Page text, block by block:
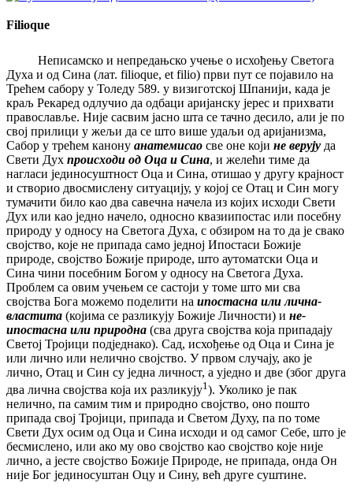
Filioque
Неписамско и непредањско учење о исхођењу Светога
Духа и од Сина (лат. filioque, et filio) први пут се појавило на
Трећем сабору у Толеду 589. у визиготској Шпанији, када је
краљ Рекаред одлучио да одбаци аријанску јерес и прихвати
православље. Није сасвим јасно шта се тачно десило, али је по
свој прилици у жељи да се што више удаљи од аријанизма,
Сабор у трећем канону анатемисао све оне који не верују да
Свети Дух происходи од Оца и Сина, и желећи тиме да
нагласи јединосуштност Оца и Сина, отишао у другу крајност
и створио двосмислену ситуацију, у којој се Отац и Син могу
тумачити било као два савечна начела из којих исходи Свети
Дух или као једно начело, односно квазиипостас или посебну
природу у односу на Светога Духа, с обзиром на то да је свако
својство, које не припада само једној Ипостаси Божије
природе, својство Божије природе, што аутоматски Оца и
Сина чини посебним Богом у односу на Светога Духа.
Проблем са овим учењем се састоји у томе што ми сва
својства Бога можемо поделити на ипостасна или лична-
властита (којима се разликују Божије Личности) и не-
ипостасна или природна (сва друга својства која припадају
Светој Тројици подједнако). Сад, исхођење од Оца и Сина је
или лично или нелично својство. У првом случају, ако је
лично, Отац и Син су једна личност, а уједно и две (због друга
два лична својства која их разликују1). Уколико је пак
нелично, па самим тим и природно својство, оно пошто
припада свој Тројици, припада и Светом Духу, па по томе
Свети Дух осим од Оца и Сина исходи и од самог Себе, што је
бесмислено, или ако му ово својство као својство које није
лично, а јесте својство Божије Природе, не припада, онда Он
није Бог јединосуштан Оцу и Сину, већ друге суштине.